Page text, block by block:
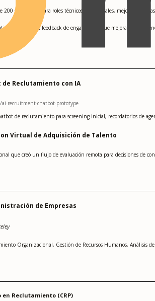
200 candidatos para roles técnicos y comerciales, mejorando la
en ciclos de feedback de engagement que mejoraron la
Reclutamiento con IA
recruitment-chatbot-prototype
de reclutamiento para screening inicial, recordatorios de
Virtual de Adquisición de Talento
que creó un flujo de evaluación remota para decisiones de
de Empresas
Organizacional, Gestión de Recursos Humanos, Análisis
Reclutamiento (CRP)